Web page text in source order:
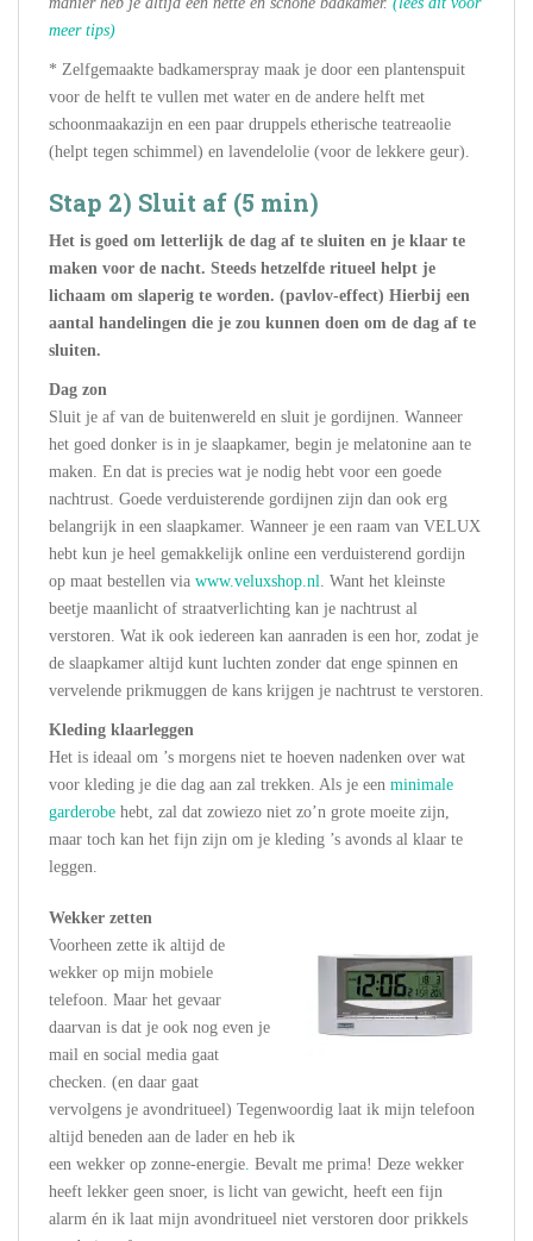
meer tips)
* Zelfgemaakte badkamerspray maak je door een plantenspuit
voor de helft te vullen met water en de andere helft met
schoonmaakazijn en een paar druppels etherische teatreaolie
(helpt tegen schimmel) en lavendelolie (voor de lekkere geur).
Stap 2) Sluit af (5 min)
Het is goed om letterlijk de dag af te sluiten en je klaar te
maken voor de nacht. Steeds hetzelfde ritueel helpt je
lichaam om slaperig te worden. (pavlov-effect) Hierbij een
aantal handelingen die je zou kunnen doen om de dag af te
sluiten.
Dag zon
Sluit je af van de buitenwereld en sluit je gordijnen. Wanneer
het goed donker is in je slaapkamer, begin je melatonine aan te
maken. En dat is precies wat je nodig hebt voor een goede
nachtrust. Goede verduisterende gordijnen zijn dan ook erg
belangrijk in een slaapkamer. Wanneer je een raam van VELUX
hebt kun je heel gemakkelijk online een verduisterend gordijn
op maat bestellen via www.veluxshop.nl
. Want het kleinste
beetje maanlicht of straatverlichting kan je nachtrust al
verstoren. Wat ik ook iedereen kan aanraden is een hor, zodat je
de slaapkamer altijd kunt luchten zonder dat enge spinnen en
vervelende prikmuggen de kans krijgen je nachtrust te verstoren.
Kleding klaarleggen
Het is ideaal om ’s morgens niet te hoeven nadenken over wat
voor kleding je die dag aan zal trekken. Als je een minimale
garderobe hebt, zal dat zowiezo niet zo’n grote moeite zijn,
maar toch kan het fijn zijn om je kleding ’s avonds al klaar te
leggen.
Wekker zetten
Voorheen zette ik altijd de
wekker op mijn mobiele
telefoon. Maar het gevaar
daarvan is dat je ook nog even je
mail en social media gaat
checken. (en daar gaat
vervolgens je avondritueel) Tegenwoordig laat ik mijn telefoon
altijd beneden aan de lader en heb ik
een wekker op zonne-energie Bevalt me prima! Deze wekker
heeft lekker geen snoer, is licht van gewicht, heeft een fijn
alarm én ik laat mijn avondritueel niet verstoren door prikkels